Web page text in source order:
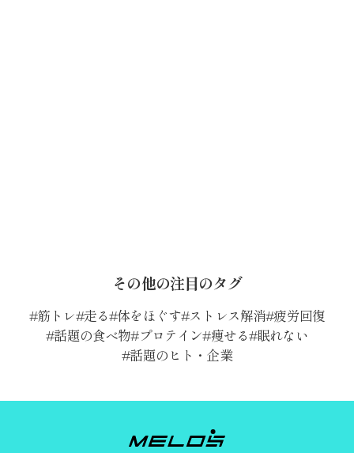
その他の注目のタグ
筋トレ 走る 体をほぐす ストレス解消 疲労回復
話題の食べ物 プロテイン 痩せる 眠れない
話題のヒト・企業